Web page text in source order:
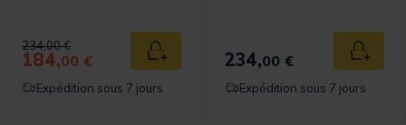
panier
Price reduced from
234,00 €to
184,00 € Ajouter au panier
Expédition sous 7 jours
234,00 €
Expédition sous 7 jours